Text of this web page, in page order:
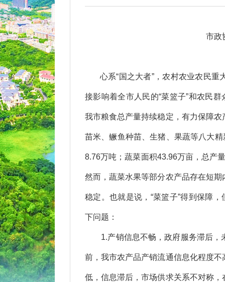
市政
心系“国之大者”，农村农业农民重
接影响着全市人民的“菜篮子”和农民
我市粮食总产量持续稳定，有力保障
苗米、鳜鱼种苗、生猪、果蔬等八大
8.76万吨；蔬菜面积43.96万亩，总产
然而，蔬菜水果等部分农产品存在短
稳定。也就是说，“菜篮子”得到保障
下问题：
1.产销信息不畅，政府服务滞后，
前，我市农产品产销流通信息化程度
低，信息滞后，市场供求关系不对称